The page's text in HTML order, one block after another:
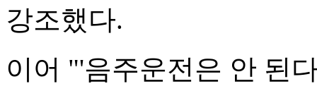
강조했다.
이어 "'음주운전은 안 된